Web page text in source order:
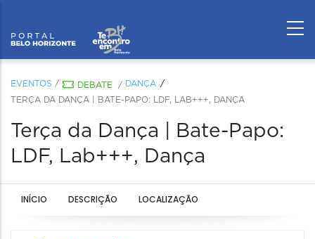
EVENTOS / DEBATE / DANÇA
TERÇA DA DANÇA | BATE-PAPO: LDF, LAB+++, DANÇA
Terça da Dança | Bate-Papo:
LDF, Lab+++, Dança
INÍCIO DESCRIÇÃO LOCALIZAÇÃO